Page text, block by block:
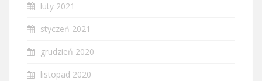
luty 2021
styczeń 2021
grudzień 2020
listopad 2020